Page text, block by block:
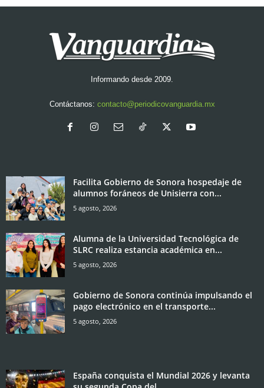
Informando desde 2009.
Contáctanos: contacto@periodicovanguardia.mx
Facilita Gobierno de Sonora hospedaje de
alumnos foráneos de Unisierra con...
5 agosto, 2026
Alumna de la Universidad Tecnológica de
SLRC realiza estancia académica en...
5 agosto, 2026
Gobierno de Sonora continúa impulsando el
pago electrónico en el transporte...
5 agosto, 2026
España conquista el Mundial 2026 y levanta